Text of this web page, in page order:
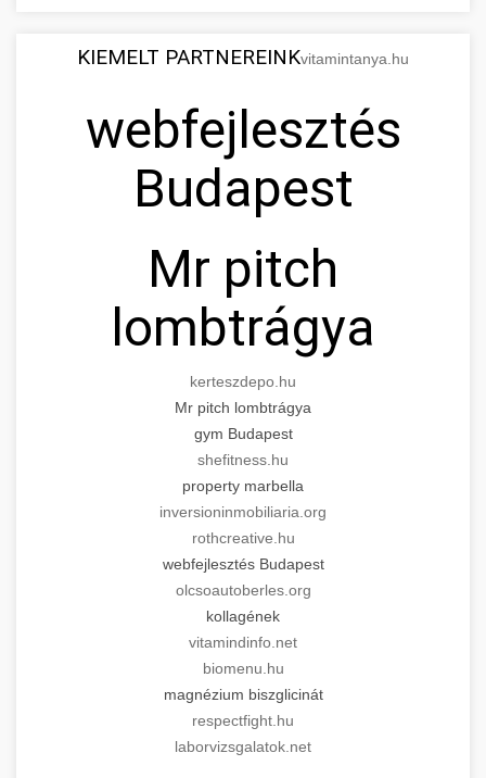
KIEMELT PARTNEREINKvitamintanya.hu
webfejlesztés
Budapest
Mr pitch
lombtrágya
kerteszdepo.hu
Mr pitch lombtrágya
gym Budapest
shefitness.hu
property marbella
inversioninmobiliaria.org
rothcreative.hu
webfejlesztés Budapest
olcsoautoberles.org
kollagének
vitamindinfo.net
biomenu.hu
magnézium biszglicinát
respectfight.hu
laborvizsgalatok.net